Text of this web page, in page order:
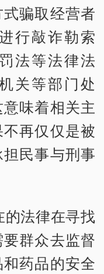
骗取经营者
行敲诈勒索
法等法律法
关等部门处
味着相关主
再仅仅是被
民事与刑事
的法律在寻找
群众去监督
药品的安全